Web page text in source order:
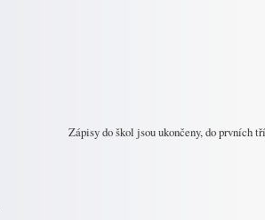
Zápisy do škol jsou ukončeny, do prvních